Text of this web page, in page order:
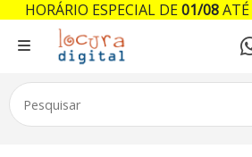
HORÁRIO ESPECIAL DE01/08ATÉ